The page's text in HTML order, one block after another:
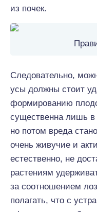
из почек.
Следовательно,
усы должны стоит
формированию
существенна лишь в
но потом вреда
очень живучие и
естественно, не
растениям
за соотношением
полагать, что с